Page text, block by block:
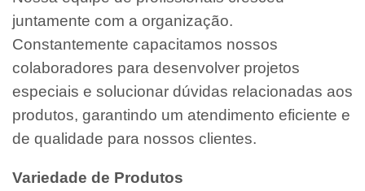
juntamente com a organização.
Constantemente capacitamos nossos
colaboradores para desenvolver projetos
especiais e solucionar dúvidas relacionadas aos
produtos, garantindo um atendimento eficiente e
de qualidade para nossos clientes.
Variedade de Produtos